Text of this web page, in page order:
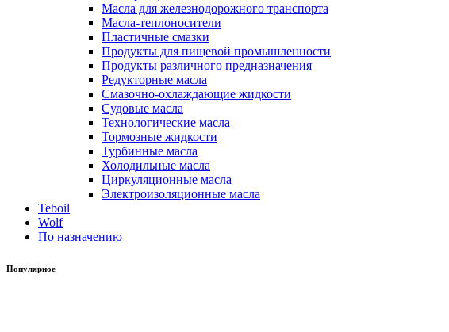
Масла для железнодорожного транспорта
Масла-теплоносители
Пластичные смазки
Продукты для пищевой промышленности
Продукты различного предназначения
Редукторные масла
Смазочно-охлаждающие жидкости
Судовые масла
Технологические масла
Тормозные жидкости
Турбинные масла
Холодильные масла
Циркуляционные масла
Электроизоляционные масла
Teboil
Wolf
По назначению
Популярное